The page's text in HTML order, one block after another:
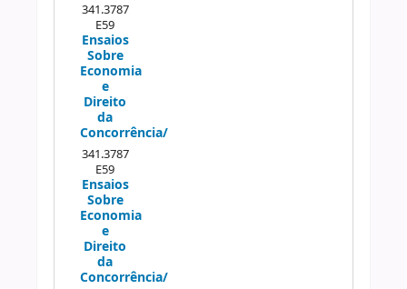
341.3787
E59
Ensaios
Sobre
Economia
e
Direito
da
Concorrência/
341.3787
E59
Ensaios
Sobre
Economia
e
Direito
da
Concorrência/